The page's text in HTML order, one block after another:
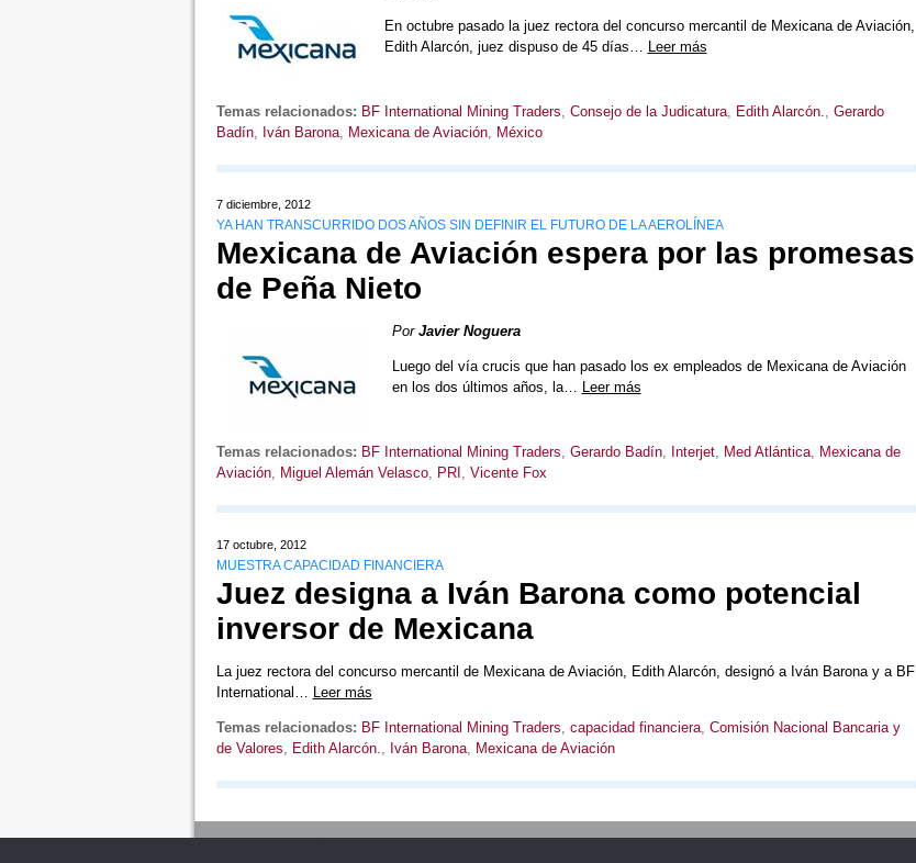
En octubre pasado la juez rectora del concurso mercantil de Mexicana de Aviación,
Edith Alarcón, juez dispuso de 45 días… Leer más
Temas relacionados: BF International Mining Traders, Consejo de la Judicatura, Edith Alarcón., Gerardo
Badín, Iván Barona, Mexicana de Aviación, México
7 diciembre, 2012
YA HAN TRANSCURRIDO DOS AÑOS SIN DEFINIR EL FUTURO DE LA AEROLÍNEA
Mexicana de Aviación espera por las promesas
de Peña Nieto
Por Javier Noguera
Luego del vía crucis que han pasado los ex empleados de Mexicana de Aviación
en los dos últimos años, la… Leer más
Temas relacionados: BF International Mining Traders, Gerardo Badín, Interjet, Med Atlántica, Mexicana de
Aviación, Miguel Alemán Velasco, PRI , Vicente Fox
17 octubre, 2012
MUESTRA CAPACIDAD FINANCIERA
Juez designa a Iván Barona como potencial
inversor de Mexicana
La juez rectora del concurso mercantil de Mexicana de Aviación, Edith Alarcón, designó a Iván Barona y a BF
International… Leer más
Temas relacionados: BF International Mining Traders, capacidad financiera, Comisión Nacional Bancaria y
de Valores, Edith Alarcón., Iván Barona, Mexicana de Aviación